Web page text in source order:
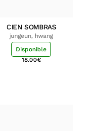
CIEN SOMBRAS
jungeun, hwang
Disponible
18.00€